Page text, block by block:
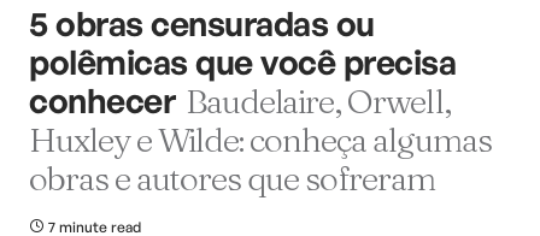
5 obras censuradas ou
polêmicas que você precisa
conhecer Baudelaire, Orwell,
Huxley e Wilde: conheça algumas
obras e autores que sofreram
7 minute read